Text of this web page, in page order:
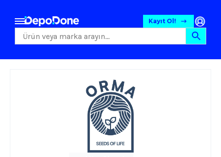
Kayıt Ol!